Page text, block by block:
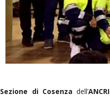
Sezione di Cosenza dell’ANCRI